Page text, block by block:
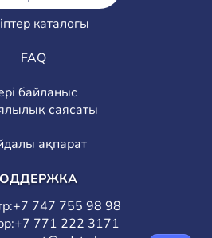
каталогы
FAQ
байланыс
саясаты
ақпарат
+7 747 755 98 98
+7 771 222 3171